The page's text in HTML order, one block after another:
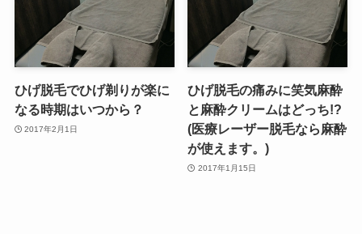
ひげ脱毛でひげ剃りが楽に
なる時期はいつから？
2017年2月1日
ひげ脱毛の痛みに笑気麻酔
と麻酔クリームはどっち!?
(医療レーザー脱毛なら麻酔
が使えます。)
2017年1月15日